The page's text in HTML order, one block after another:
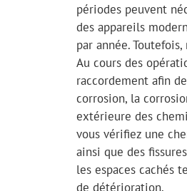
périodes peuvent
des appareils
par année.
Au cours des
raccordement afin
corrosion, la
extérieure des
vous vérifiez une
ainsi que des
les espaces cachés
de détérioration.